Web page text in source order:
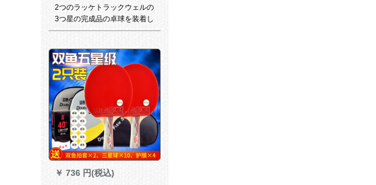
2つのラッケトラックウェルの
3つ星の完成品の卓球を装着し
ています。学生の初心者が横
です。横撮り2本です。3つの
卓球と2つのサイドキャバがあ
ります。
￥ 736 円(税込)